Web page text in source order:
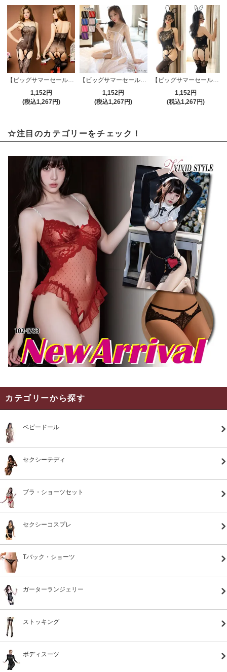
【ビッグサマーセール対象品】ストッキング(STOCKING) 110
1,152円
(税込1,267円)
【ビッグサマーセール対象品】ストッキング(STOCKING) 629
1,152円
(税込1,267円)
【ビッグサマーセール対象品】ストッキング(STOCKING) 297
1,152円
(税込1,267円)
☆注目のカテゴリーをチェック！
カテゴリーから探す
ベビードール
セクシーテディ
ブラ・ショーツセット
セクシーコスプレ
Tバック・ショーツ
ガーターランジェリー
ストッキング
ボディスーツ